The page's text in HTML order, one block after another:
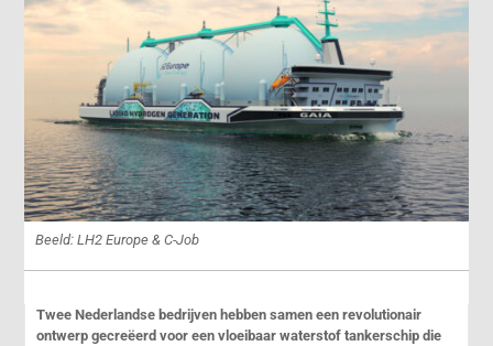
Beeld: LH2 Europe & C-Job
Twee Nederlandse bedrijven hebben samen een revolutionair
ontwerp gecreëerd voor een vloeibaar waterstof tankerschip die